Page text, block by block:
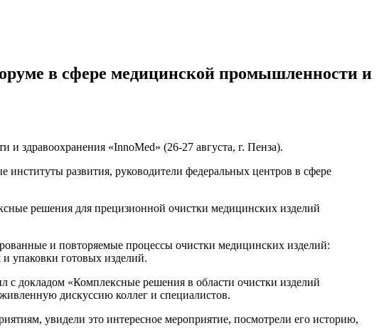
в сфере медицинской промышленности и
и здравоохранения «InnoMed» (26-27 августа, г. Пенза).
развития, руководители федеральных центров в сфере
решения для прецизионной очистки медицинских изделий
и повторяемые процессы очистки медицинских изделий:
упаковки готовых изделий.
докладом «Комплексные решения в области очистки изделий
дискуссию коллег и специалистов.
увидели это интересное мероприятие, посмотрели его историю,